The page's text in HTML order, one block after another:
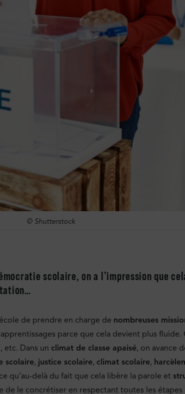
© Shutterstock
scolaire, on a l’impression que
de prendre en charge de nombreuses
parce que cela devient plus
etc. Dans un climat de classe apaisé, on avance
scolaire, justice scolaire, climat scolaire,
qu’au-delà du fait que cela libère la parole et
le concrétiser en respectant toutes les